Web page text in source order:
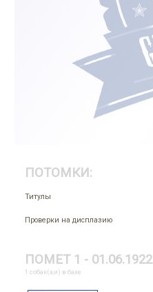
ПОТОМКИ:
Титулы
Проверки на дисплазию
ПОМЕТ 1 - 01.06.1922
1 собак(а,и) в базе